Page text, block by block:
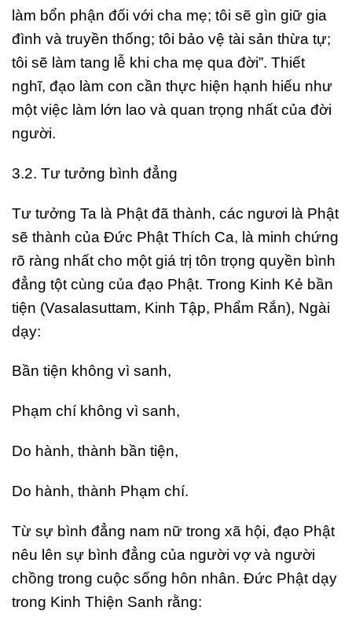
làm bổn phận đối với cha mẹ; tôi sẽ gìn giữ gia
đình và truyền thống; tôi bảo vệ tài sản thừa tự;
tôi sẽ làm tang lễ khi cha mẹ qua đời”. Thiết
nghĩ, đạo làm con cần thực hiện hạnh hiếu như
một việc làm lớn lao và quan trọng nhất của đời
người.
3.2. Tư tưởng bình đẳng
Tư tưởng Ta là Phật đã thành, các ngươi là Phật
sẽ thành của Đức Phật Thích Ca, là minh chứng
rõ ràng nhất cho một giá trị tôn trọng quyền bình
đẳng tột cùng của đạo Phật. Trong Kinh Kẻ bần
tiện (Vasalasuttam, Kinh Tập, Phẩm Rắn), Ngài
dạy:
Bần tiện không vì sanh,
Phạm chí không vì sanh,
Do hành, thành bần tiện,
Do hành, thành Phạm chí.
Từ sự bình đẳng nam nữ trong xã hội, đạo Phật
nêu lên sự bình đẳng của người vợ và người
chồng trong cuộc sống hôn nhân. Đức Phật dạy
trong Kinh Thiện Sanh rằng: